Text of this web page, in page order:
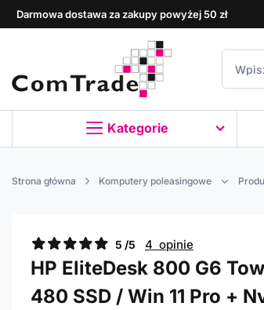
Darmowa dostawa za zakupy powyżej 50 zł
Kategorie
Strona główna Komputery poleasingowe
5 /5 4 opinie
HP EliteDesk 800 G6
480 SSD / Win 11 Pro +